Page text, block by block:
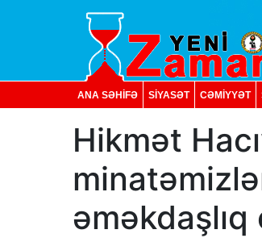
ANA SƏHİFƏ SİYASƏT CƏMİYYƏT
Hikmət